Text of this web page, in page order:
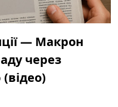
— Макрон
через